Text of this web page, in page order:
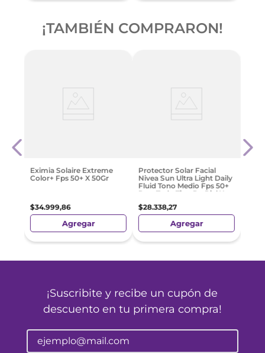
¡TAMBIÉN COMPRARON!
Eximia Solaire Extreme
Color+ Fps 50+ X 50Gr
$34.999,86
Agregar
Protector Solar Facial
Nivea Sun Ultra Light Daily
Fluid Tono Medio Fps 50+
Para Todo Tipo De Piel X
$28.338,27
Agregar
40Ml
¡Suscribite y recibe un cupón de
descuento en tu primera compra!